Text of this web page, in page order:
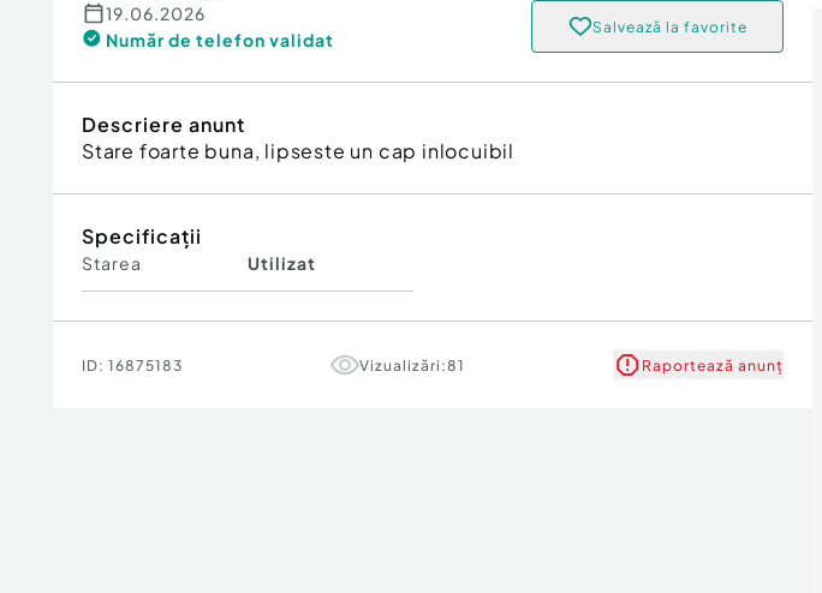
19.06.2026
Număr de telefon validat
Salvează la favorite
Descriere anunt
Stare foarte buna, lipseste un cap inlocuibil
Specificații
Starea Utilizat
ID: 16875183 Vizualizări:81 Raportează anunț